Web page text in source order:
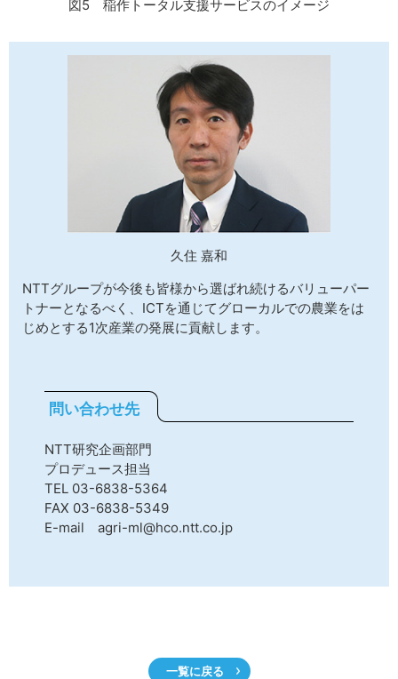
図5 稲作トータル支援サービスのイメージ
久住 嘉和
NTTグループが今後も皆様から選ばれ続けるバリューパー
トナーとなるべく、ICTを通じてグローカルでの農業をは
じめとする1次産業の発展に貢献します。
問い合わせ先
NTT研究企画部門
プロデュース担当
TEL 03-6838-5364
FAX 03-6838-5349
E-mail agri-ml@hco.ntt.co.jp
一覧に戻る